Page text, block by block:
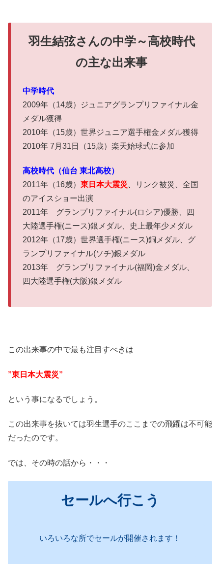
羽生結弦さんの中学～高校時代
の主な出来事
中学時代
2009年（14歳）ジュニアグランプリファイナル金
メダル獲得
2010年（15歳）世界ジュニア選手権金メダル獲得
2010年 7月31日（15歳）楽天始球式に参加
高校時代（仙台 東北高校）
2011年（16歳） 東日本大震災
リンク被災、全国
のアイスショー出演
2011年 グランプリファイナル(ロシア)優勝、四
大陸選手権(ニース)銀メダル、史上最年少メダル
2012年（17歳）世界選手権(ニース)銅メダル、グ
ランプリファイナル(ソチ)銀メダル
2013年 グランプリファイナル(福岡)金メダル、
四大陸選手権(大阪)銀メダル
この出来事の中で最も注目すべきは
”東日本大震災”
という事になるでしょう。
この出来事を抜いては羽生選手のここまでの飛躍は不可能
だったのです。
では、その時の話から・・・
セールへ行こう
いろいろな所でセールが開催されます！